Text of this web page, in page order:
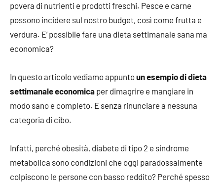
povera di nutrienti e prodotti freschi. Pesce e carne
possono incidere sul nostro budget, così come frutta e
verdura. E’ possibile fare una dieta settimanale sana ma
economica?
In questo articolo vediamo appuntoun esempio di dieta
settimanale economica per dimagrire e mangiare in
modo sano e completo. E senza rinunciare a nessuna
categoria di cibo.
Infatti, perché obesità, diabete di tipo 2 e sindrome
metabolica sono condizioni che oggi paradossalmente
colpiscono le persone con basso reddito? Perché spesso